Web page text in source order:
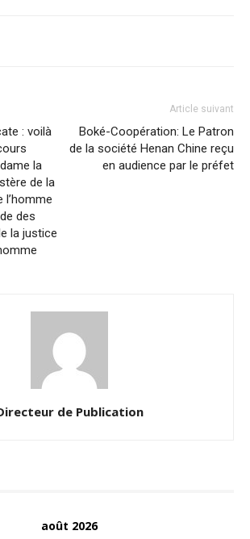
: voilà
la
de la
des
la justice
Article suivant
Boké-Coopération: Le Patron
de la société Henan Chine reçu
en audience par le préfet
de Publication
août 2026